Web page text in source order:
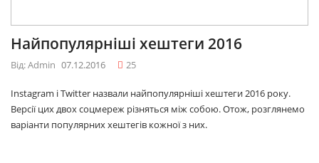
Найпопулярніші хештеги 2016
Від: Admin 07.12.2016 25
Instagram і Twitter назвали найпопулярніші хештеги 2016 року.
Версії цих двох соцмереж різняться між собою. Отож, розглянемо
варіанти популярних хештегів кожної з них.